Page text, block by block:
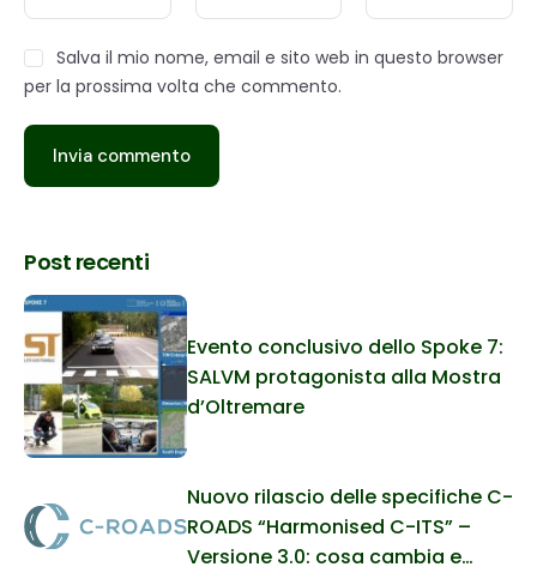
Salva il mio nome, email e sito web in questo browser
per la prossima volta che commento.
Post recenti
Evento conclusivo dello Spoke 7:
SALVM protagonista alla Mostra
d’Oltremare
Nuovo rilascio delle specifiche C-
ROADS “Harmonised C-ITS” –
Versione 3.0: cosa cambia e